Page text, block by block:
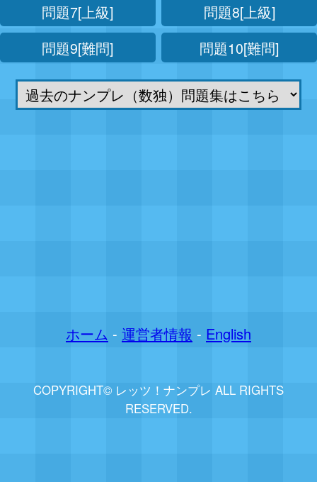
問題7[上級]
問題8[上級]
問題9[難問]
問題10[難問]
ホーム - 運営者情報 - English
COPYRIGHT© レッツ！ナンプレ ALL RIGHTS
RESERVED.